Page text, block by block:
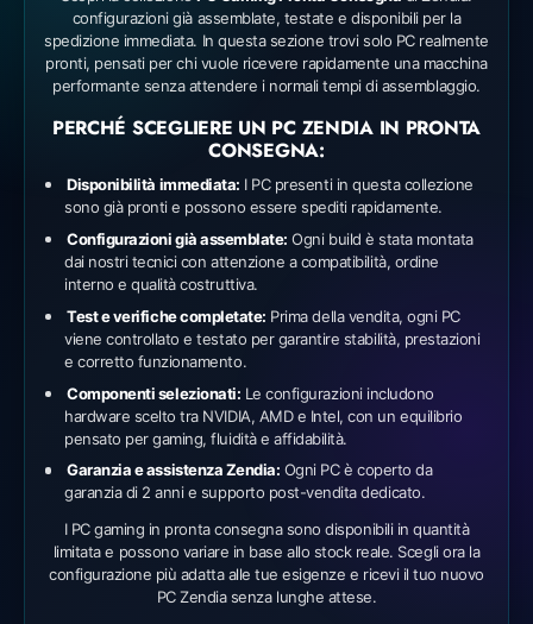
configurazioni già assemblate, testate e disponibili per la
spedizione immediata. In questa sezione trovi solo PC realmente
pronti, pensati per chi vuole ricevere rapidamente una macchina
performante senza attendere i normali tempi di assemblaggio.
PERCHÉ SCEGLIERE UN PC ZENDIA IN PRONTA
CONSEGNA:
Disponibilità immediata: I PC presenti in questa collezione
sono già pronti e possono essere spediti rapidamente.
Configurazioni già assemblate: Ogni build è stata montata
dai nostri tecnici con attenzione a compatibilità, ordine
interno e qualità costruttiva.
Test e verifiche completate: Prima della vendita, ogni PC
viene controllato e testato per garantire stabilità, prestazioni
e corretto funzionamento.
Componenti selezionati: Le configurazioni includono
hardware scelto tra NVIDIA, AMD e Intel, con un equilibrio
pensato per gaming, fluidità e affidabilità.
Garanzia e assistenza Zendia: Ogni PC è coperto da
garanzia di 2 anni e supporto post-vendita dedicato.
I PC gaming in pronta consegna sono disponibili in quantità
limitata e possono variare in base allo stock reale. Scegli ora la
configurazione più adatta alle tue esigenze e ricevi il tuo nuovo
PC Zendia senza lunghe attese.